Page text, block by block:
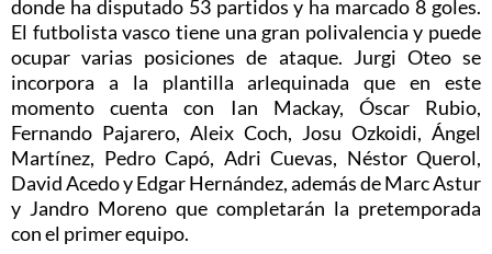
donde ha disputado 53 partidos y ha marcado 8 goles.
El futbolista vasco tiene una gran polivalencia y puede
ocupar varias posiciones de ataque. Jurgi Oteo se
incorpora a la plantilla arlequinada que en este
momento cuenta con Ian Mackay, Óscar Rubio,
Fernando Pajarero, Aleix Coch, Josu Ozkoidi, Ángel
Martínez, Pedro Capó, Adri Cuevas, Néstor Querol,
David Acedo y Edgar Hernández, además de Marc Astur
y Jandro Moreno que completarán la pretemporada
con el primer equipo.